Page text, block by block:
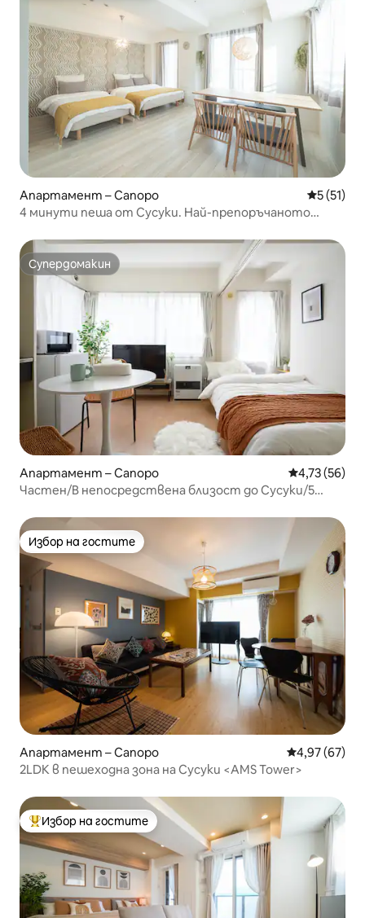
Апартамент – Сапоро Средна
5 (51)
4 минути пеша от Сусуки. Най-препоръчаното
Супердомакин
Супердомакин
Апартамент – Сапоро Средна
4,73 (56)
Частен/В непосредствена близост до Сусуки/5
възрастни/Ранно настаняване е възможно
Избор на гостите
Избор на гостите
Апартамент – Сапоро Средна
4,97 (67)
2LDK в пешеходна зона на Сусуки <AMS Tower>
Най-популярен избор на гостите
Избор на гостите